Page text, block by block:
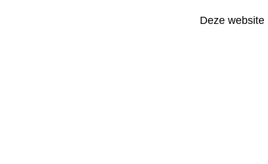
Deze website